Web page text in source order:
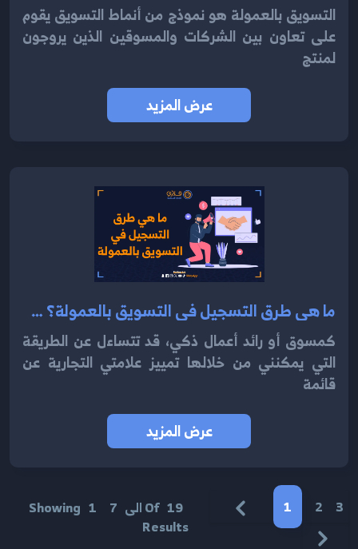
التسويق بالعمولة هو نموذج من أنماط التسويق يقوم
على تعاون بين الشركات والمسوقين الذين يروجون
لمنتج
عرض المزيد
ما هي طرق التسجيل في التسويق بالعمولة؟ 2024
كمسوق أو رائد أعمال ذكي، قد تتساءل عن الطريقة
التي يمكنني من خلالها تمييز علامتي التجارية عن
قائمة
عرض المزيد
Showing 1 الى 7 Of 19
Results
1 2 3